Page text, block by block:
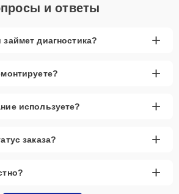
и ответы
диагностика? +
+
используете? +
заказа? +
+